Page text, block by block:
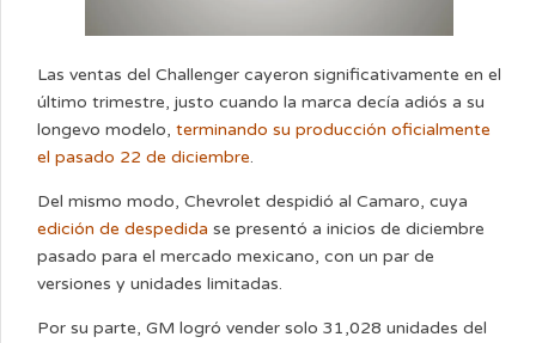
Las ventas del Challenger cayeron significativamente en el
último trimestre, justo cuando la marca decía adiós a su
longevo modelo, terminando su producción oficialmente
el pasado 22 de diciembre.
Del mismo modo, Chevrolet despidió al Camaro, cuya
edición de despedida se presentó a inicios de diciembre
pasado para el mercado mexicano, con un par de
versiones y unidades limitadas.
Por su parte, GM logró vender solo 31,028 unidades del